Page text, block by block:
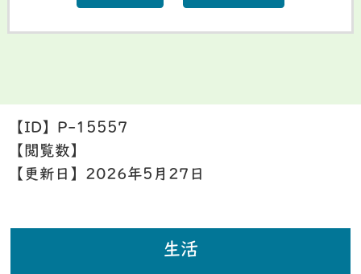
【ID】 P-15557
【閲覧数】
【更新日】 2026年5月27日
生活